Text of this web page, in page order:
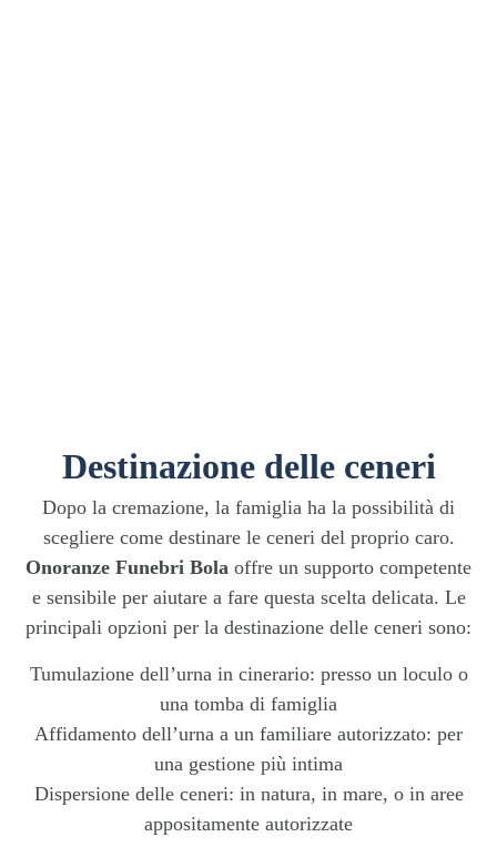
Destinazione delle ceneri
Dopo la cremazione, la famiglia ha la possibilità di
scegliere come destinare le ceneri del proprio caro.
Onoranze Funebri Bola offre un supporto competente
e sensibile per aiutare a fare questa scelta delicata. Le
principali opzioni per la destinazione delle ceneri sono:
Tumulazione dell’urna in cinerario: presso un loculo o
una tomba di famiglia
Affidamento dell’urna a un familiare autorizzato: per
una gestione più intima
Dispersione delle ceneri: in natura, in mare, o in aree
appositamente autorizzate